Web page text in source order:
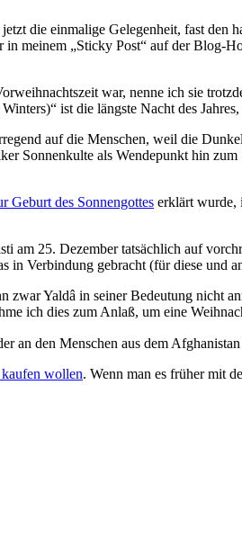
die einmalige Gelegenheit, fast den
meinem „Sticky Post“ auf der Blog-
war, nenne ich sie
ist die längste Nacht des
auf die Menschen, weil die
Sonnenkulte als Wendepunkt hin zum
Geburt des Sonnengottes erklärt wurde,
am 25. Dezember tatsächlich auf
in Verbindung gebracht (für diese und
zwar Yaldâ in seiner Bedeutung nicht
ich dies zum Anlaß, um eine
an den Menschen aus dem
wollen. Wenn man es früher mit